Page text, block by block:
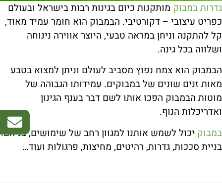
גדרות במבוק מותקנות כיום בגינות רבות בישראל ובעולם
כפריט עיצובי – דקורטיבי. הבמבוק הוא חומר עמיד מאוד,
קל להתקנה וניחן במראה טבעי, היוצר אווירה נינוחה
ושלווה בכל גינה.
הבמבוק הוא צמח נפוץ מסביב לעולם וניתן למצוא בטבע
מאות זנים שונים של במבוקים. עמידותו הגבוהה של
מוטות הבמבוק הפכו אותו לשם דבר בענף הגינון
ואדריכלות הנוף.
במבוק יכול לשמש אותנו למגוון רחב של שימושים, בניהם:
בניית סככות, גדרות, רהיטים, מחיצות, פרגולות ועוד…